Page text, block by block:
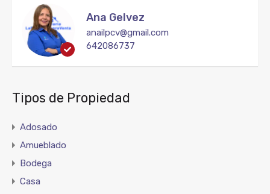
Ana Gelvez
anailpcv@gmail.com
642086737
Tipos de Propiedad
Adosado
Amueblado
Bodega
Casa